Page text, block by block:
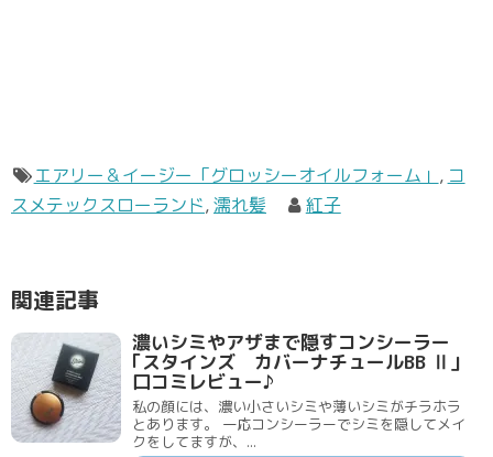
エアリー＆イージー「グロッシーオイルフォーム」 , コ
スメテックスローランド,濡れ髪 紅子
関連記事
濃いシミやアザまで隠すコンシーラー
｢スタインズ カバーナチュールBB Ⅱ」
口コミレビュー♪
私の顔には、濃い小さいシミや薄いシミがチラホラ
とあります。 一応コンシーラーでシミを隠してメイ
クをしてますが、...